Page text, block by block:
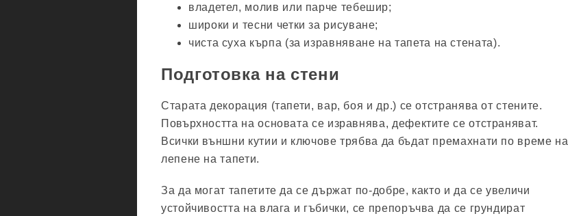
владетел, молив или парче тебешир;
широки и тесни четки за рисуване;
чиста суха кърпа (за изравняване на тапета на стената).
Подготовка на стени
Старата декорация (тапети, вар, боя и др.) се отстранява от стените.
Повърхността на основата се изравнява, дефектите се отстраняват.
Всички външни кутии и ключове трябва да бъдат премахнати по време на
лепене на тапети.
За да могат тапетите да се държат по-добре, както и да се увеличи
устойчивостта на влага и гъбички, се препоръчва да се грундират